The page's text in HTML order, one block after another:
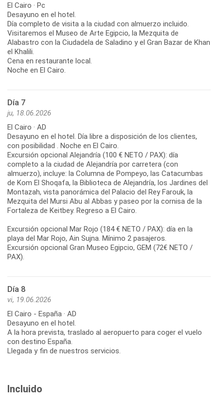
El Cairo · Pc
Desayuno en el hotel.
Día completo de visita a la ciudad con almuerzo incluido.
Visitaremos el Museo de Arte Egipcio, la Mezquita de
Alabastro con la Ciudadela de Saladino y el Gran Bazar de Khan
el Khalili.
Cena en restaurante local.
Noche en El Cairo.
Día 7
ju, 18.06.2026
El Cairo · AD
Desayuno en el hotel. Día libre a disposición de los clientes,
con posibilidad . Noche en El Cairo.
Excursión opcional Alejandría (100 € NETO / PAX): día
completo a la ciudad de Alejandría por carretera (con
almuerzo), incluye: la Columna de Pompeyo, las Catacumbas
de Kom El Shoqafa, la Biblioteca de Alejandría, los Jardines del
Montazah, vista panorámica del Palacio del Rey Farouk, la
Mezquita del Mursi Abu al Abbas y paseo por la cornisa de la
Fortaleza de Keitbey. Regreso a El Cairo.
Excursión opcional Mar Rojo (184 € NETO / PAX): día en la
playa del Mar Rojo, Ain Sujna. Mínimo 2 pasajeros.
Excursión opcional Gran Museo Egipcio, GEM (72€ NETO /
Día 8
vi, 19.06.2026
El Cairo - España · AD
Desayuno en el hotel.
A la hora prevista, traslado al aeropuerto para coger el vuelo
con destino España.
Llegada y fin de nuestros servicios.
Incluido